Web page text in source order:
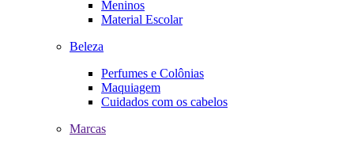
Meninos
Material Escolar
Beleza
Perfumes e Colônias
Maquiagem
Cuidados com os cabelos
Marcas